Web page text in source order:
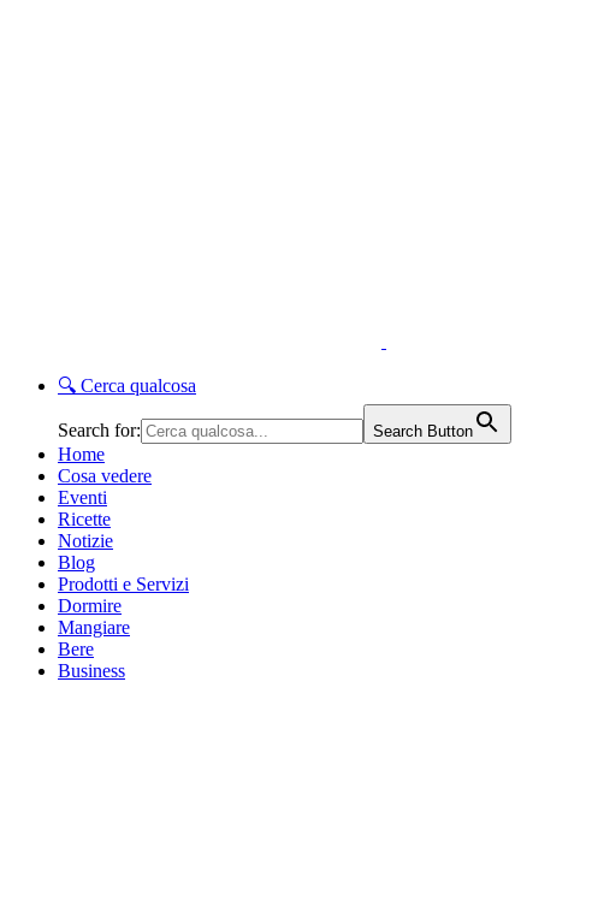
🔍 Cerca qualcosa
Search for: Search Button
Home
Cosa vedere
Eventi
Ricette
Notizie
Blog
Prodotti e Servizi
Dormire
Mangiare
Bere
Business